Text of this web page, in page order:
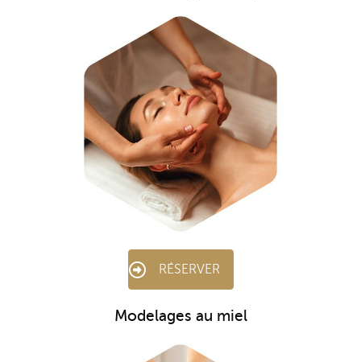
RÉSERVER
Modelages au miel